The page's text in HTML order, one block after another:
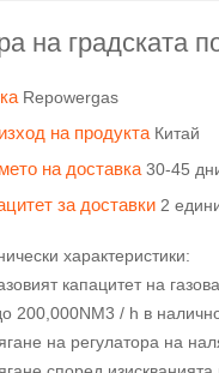
на градската
Repowergas
на продукта Китай
на доставка30-45
за доставки 2
характеристики:
капацитет на
200,000NM3 / h в
на регулатора на